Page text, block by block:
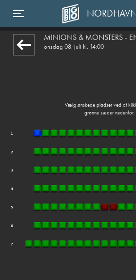
Toggle navigation
MINIONS & MONSTERS -
onsdag 08. juli kl. 14:00
Vælg ønskede pladser ved at
grønne sæder nedenfor.
front03-cc 115422